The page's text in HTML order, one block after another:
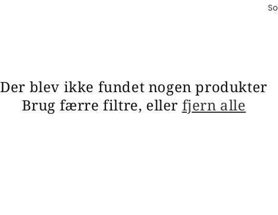
Der blev ikke fundet nogen produkter
Brug færre filtre, eller fjern alle